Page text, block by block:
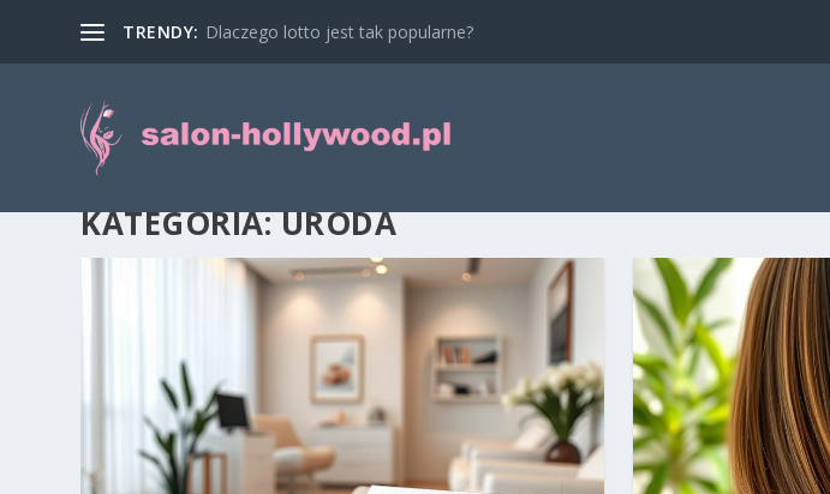
TRENDY: Dlaczego lotto jest tak popularne?
KATEGORIA:URODA